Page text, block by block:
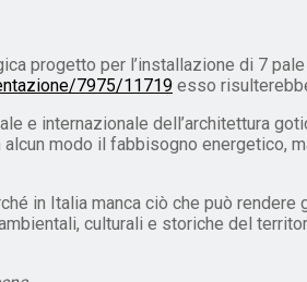
progetto per l’installazione di 7
7975/11719 esso
e internazionale dell’architettura
modo il fabbisogno energetico,
in Italia manca ciò che può
culturali e storiche del